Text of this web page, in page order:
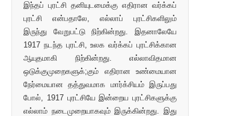
இந்தப் புரட்சி தனியுடமைக்கு எதிரான வர்க்கப்
புரட்சி என்பதாலே, எல்லாப் புரட்சிகளிலும்
இருந்து வேறுபட்டு நிற்கின்றது. இதனாலேயே
1917 நடந்த புரட்சி, உலக வர்க்கப் புரட்சிக்கான
ஆயுதமாகி நிற்கின்றது. எல்லாவிதமான
ஒடுக்குமுறைகளுக்;கும் எதிரான உண்மையான
நேர்மையான தத்துவமாக மார்க்சியம் இருப்பது
போல், 1917 புரட்சியே இன்றைய புரட்சிகளுக்கு
எல்லாம் நடைமுறையாகவும் இருக்கின்றது. இது